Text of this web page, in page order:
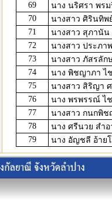
69
นาง นริศรา พร
70
นางสาว ศิรินทิพ
71
นางสาว สุภานั
72
นางสาว ประภา
73
นางสาว ภัสรลัก
74
นาง พิชญาภา ไ
75
นางสาว สิริญา
76
นาง พรพรรณ์ ไช
77
นางสาว กนกพิ
78
นาง ศรีนวย สำอ
79
นาง อัญชลี อ้าย